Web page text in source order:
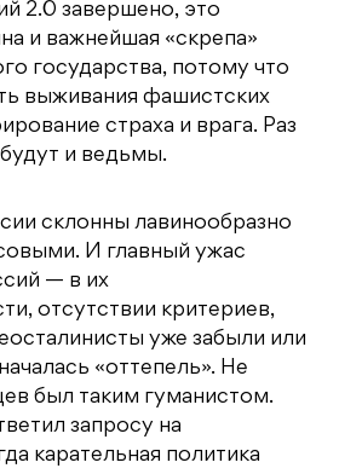
2.0 завершено, это
и важнейшая «скрепа»
государства, потому что
выживания фашистских
страха и врага. Раз
и ведьмы.
склонны лавинообразно
И главный ужас
— в их
отсутствии критериев,
уже забыли или
«оттепель». Не
был таким гуманистом.
запросу на
карательная политика